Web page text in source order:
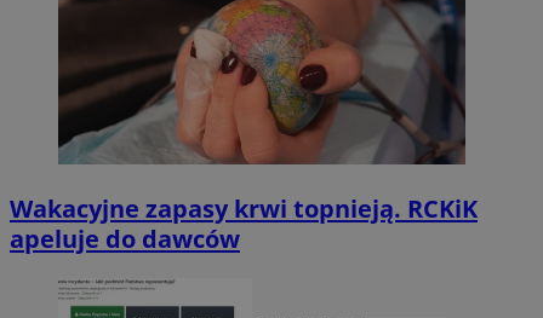
Wakacyjne zapasy krwi topnieją. RCKiK
apeluje do dawców